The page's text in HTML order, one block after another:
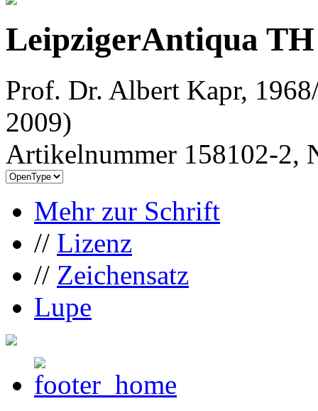
LeipzigerAntiqua
Prof. Dr. Albert Kapr,
2009)
Artikelnummer 158102-2,
Mehr zur Schrift
// Lizenz
// Zeichensatz
Lupe